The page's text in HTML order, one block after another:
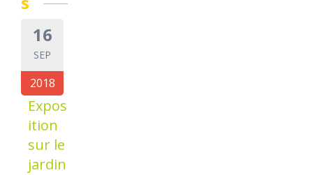
16
SEP
2018
Expos
ition
sur le
jardin